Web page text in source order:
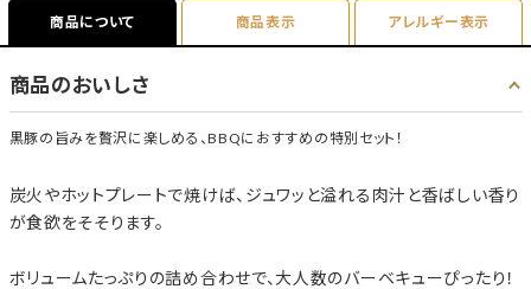
商品について 商品表示 アレルギー表示
商品のおいしさ
黒豚の旨みを贅沢に楽しめる、BBQにおすすめの特別セット！
炭火やホットプレートで焼けば、ジュワッと溢れる肉汁と香ばしい香り
が食欲をそそります。
ボリュームたっぷりの詰め合わせで、大人数のバーベキューぴったり！